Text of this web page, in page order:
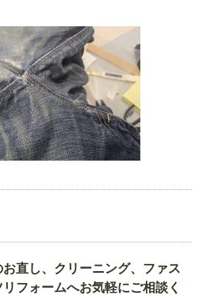
直し、クリーニング、ファス
フォームへお気軽にご相談く